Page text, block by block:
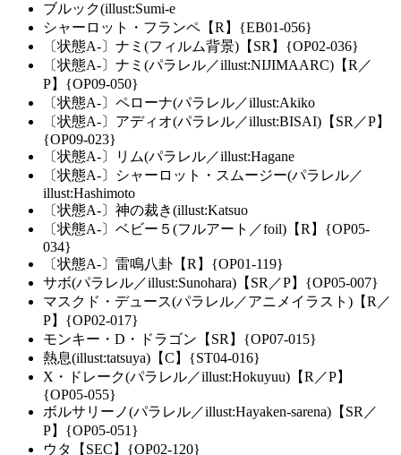
ブルック(illust:Sumi-e
シャーロット・フランペ【R】{EB01-056}
〔状態A-〕ナミ(フィルム背景)【SR】{OP02-036}
〔状態A-〕ナミ(パラレル／illust:NIJIMAARC)【R／
P】{OP09-050}
〔状態A-〕ペローナ(パラレル／illust:Akiko
〔状態A-〕アディオ(パラレル／illust:BISAI)【SR／P】
{OP09-023}
〔状態A-〕リム(パラレル／illust:Hagane
〔状態A-〕シャーロット・スムージー(パラレル／
illust:Hashimoto
〔状態A-〕神の裁き(illust:Katsuo
〔状態A-〕ベビー５(フルアート／foil)【R】{OP05-
034}
〔状態A-〕雷鳴八卦【R】{OP01-119}
サボ(パラレル／illust:Sunohara)【SR／P】{OP05-007}
マスクド・デュース(パラレル／アニメイラスト)【R／
P】{OP02-017}
モンキー・D・ドラゴン【SR】{OP07-015}
熱息(illust:tatsuya)【C】{ST04-016}
X・ドレーク(パラレル／illust:Hokuyuu)【R／P】
{OP05-055}
ボルサリーノ(パラレル／illust:Hayaken-sarena)【SR／
P】{OP05-051}
ウタ【SEC】{OP02-120}